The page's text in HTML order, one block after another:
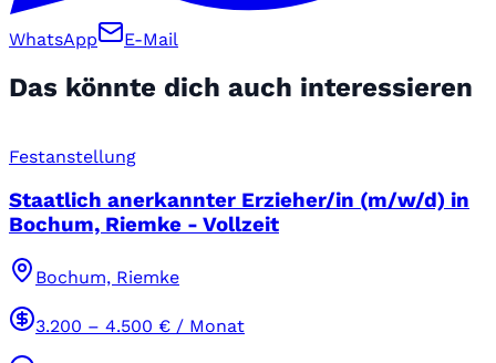
WhatsApp E-Mail
Das könnte dich auch interessieren
Festanstellung
Staatlich anerkannter Erzieher/in (m/w/d) in
Bochum, Riemke - Vollzeit
Bochum, Riemke
3.200 – 4.500 € / Monat